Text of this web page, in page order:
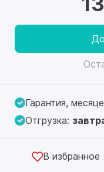
Гарантия,
Отгрузка:
В избранное